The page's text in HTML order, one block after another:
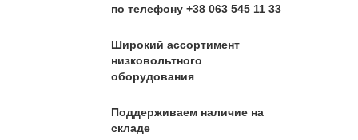
по телефону +38 063 545 11 33
Широкий ассортимент
низковольтного
оборудования
Поддерживаем наличие на
складе